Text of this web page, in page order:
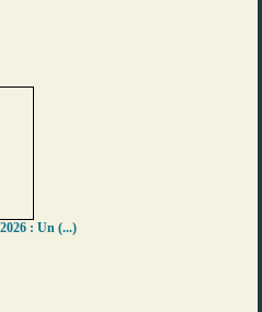
: Un (...)